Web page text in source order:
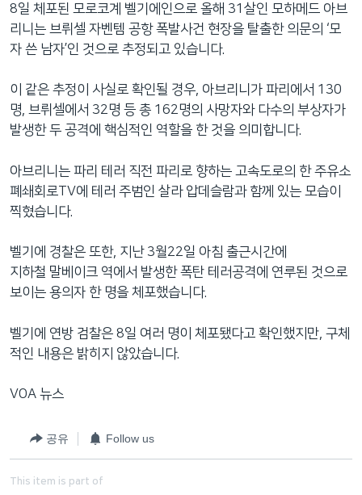
로
이
등
8일 체포된 모로코계 벨기에인으로 올해 31살인 모하메드 아브
리니는 브뤼셀 자벤템 공항 폭발사건 현장을 탈출한 의문의 ‘모
자 쓴 남자’인 것으로 추정되고 있습니다.
이 같은 추정이 사실로 확인될 경우, 아브리니가 파리에서 130
명, 브뤼셀에서 32명 등 총 162명의 사망자와 다수의 부상자가
발생한 두 공격에 핵심적인 역할을 한 것을 의미합니다.
아브리니는 파리 테러 직전 파리로 향하는 고속도로의 한 주유소
폐쇄회로TV에 테러 주범인 살라 압데슬람과 함께 있는 모습이
찍혔습니다.
벨기에 경찰은 또한, 지난 3월22일 아침 출근시간에
지하철 말베이크 역에서 발생한 폭탄 테러공격에 연루된 것으로
보이는 용의자 한 명을 체포했습니다.
벨기에 연방 검찰은 8일 여러 명이 체포됐다고 확인했지만, 구체
적인 내용은 밝히지 않았습니다.
VOA 뉴스
공유 Follow us
This item is part of